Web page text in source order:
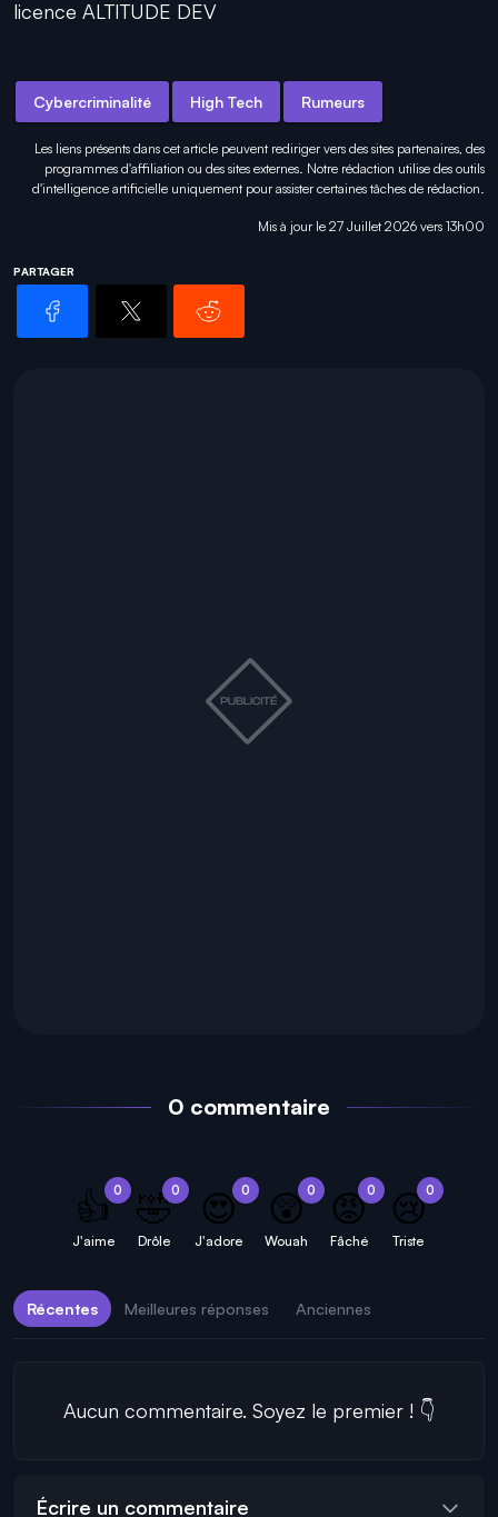
licence ALTITUDE DEV
Cybercriminalité High Tech Rumeurs
Les liens présents dans cet article peuvent rediriger vers des sites partenaires, des
programmes d'affiliation ou des sites externes. Notre rédaction utilise des outils
d'intelligence artificielle uniquement pourassister certaines tâches de rédaction.
Mis à jour le 27 Juillet 2026 vers 13h00
PARTAGER
0 commentaire
0
👍
J'aime
0
🤣
Drôle
0
😍
J'adore
0
😲
Wouah
0
😡
Fâché
0
😢
Triste
Récentes Meilleures réponses Anciennes
Aucun commentaire. Soyez le premier ! 👇
Écrire un commentaire